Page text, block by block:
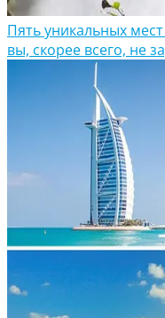
Пять уникальных
вы, скорее всего, не